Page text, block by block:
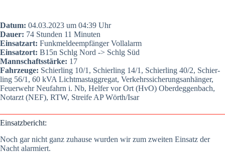
Datum: 04.03.2023 um 04:39 Uhr
Dau­er: 74 Stun­den 11 Minu­ten
Ein­satz­art: Funk­mel­de­emp­fän­ger Voll­alarm
Ein­satz­ort: B15n Schlg Nord -> Schlg Süd
Mann­schafts­stär­ke: 17
Fahr­zeu­ge: Schier­ling 10/1, Schier­ling 14/1, Schier­ling 40/2, Schier­
ling 56/1, 60 kVA Licht­mast­ag­gre­gat, Ver­kehrs­si­che­rungs­an­hän­ger,
Feu­er­wehr Neu­fahrn i. Nb, Hel­fer vor Ort (HvO) Oberdeg­gen­bach,
Not­arzt (NEF), RTW, Strei­fe AP Wörth/Isar
Ein­satz­be­richt:
Noch gar nicht ganz zuhau­se wur­den wir zum zwei­ten Ein­satz der
Nacht alar­miert.